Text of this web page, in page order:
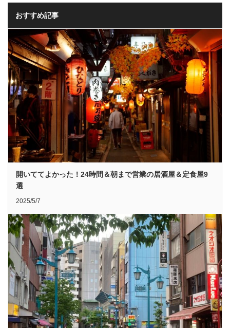
おすすめ記事
開いててよかった！24時間＆朝まで営業の居酒屋＆定食屋9
選
2025/5/7